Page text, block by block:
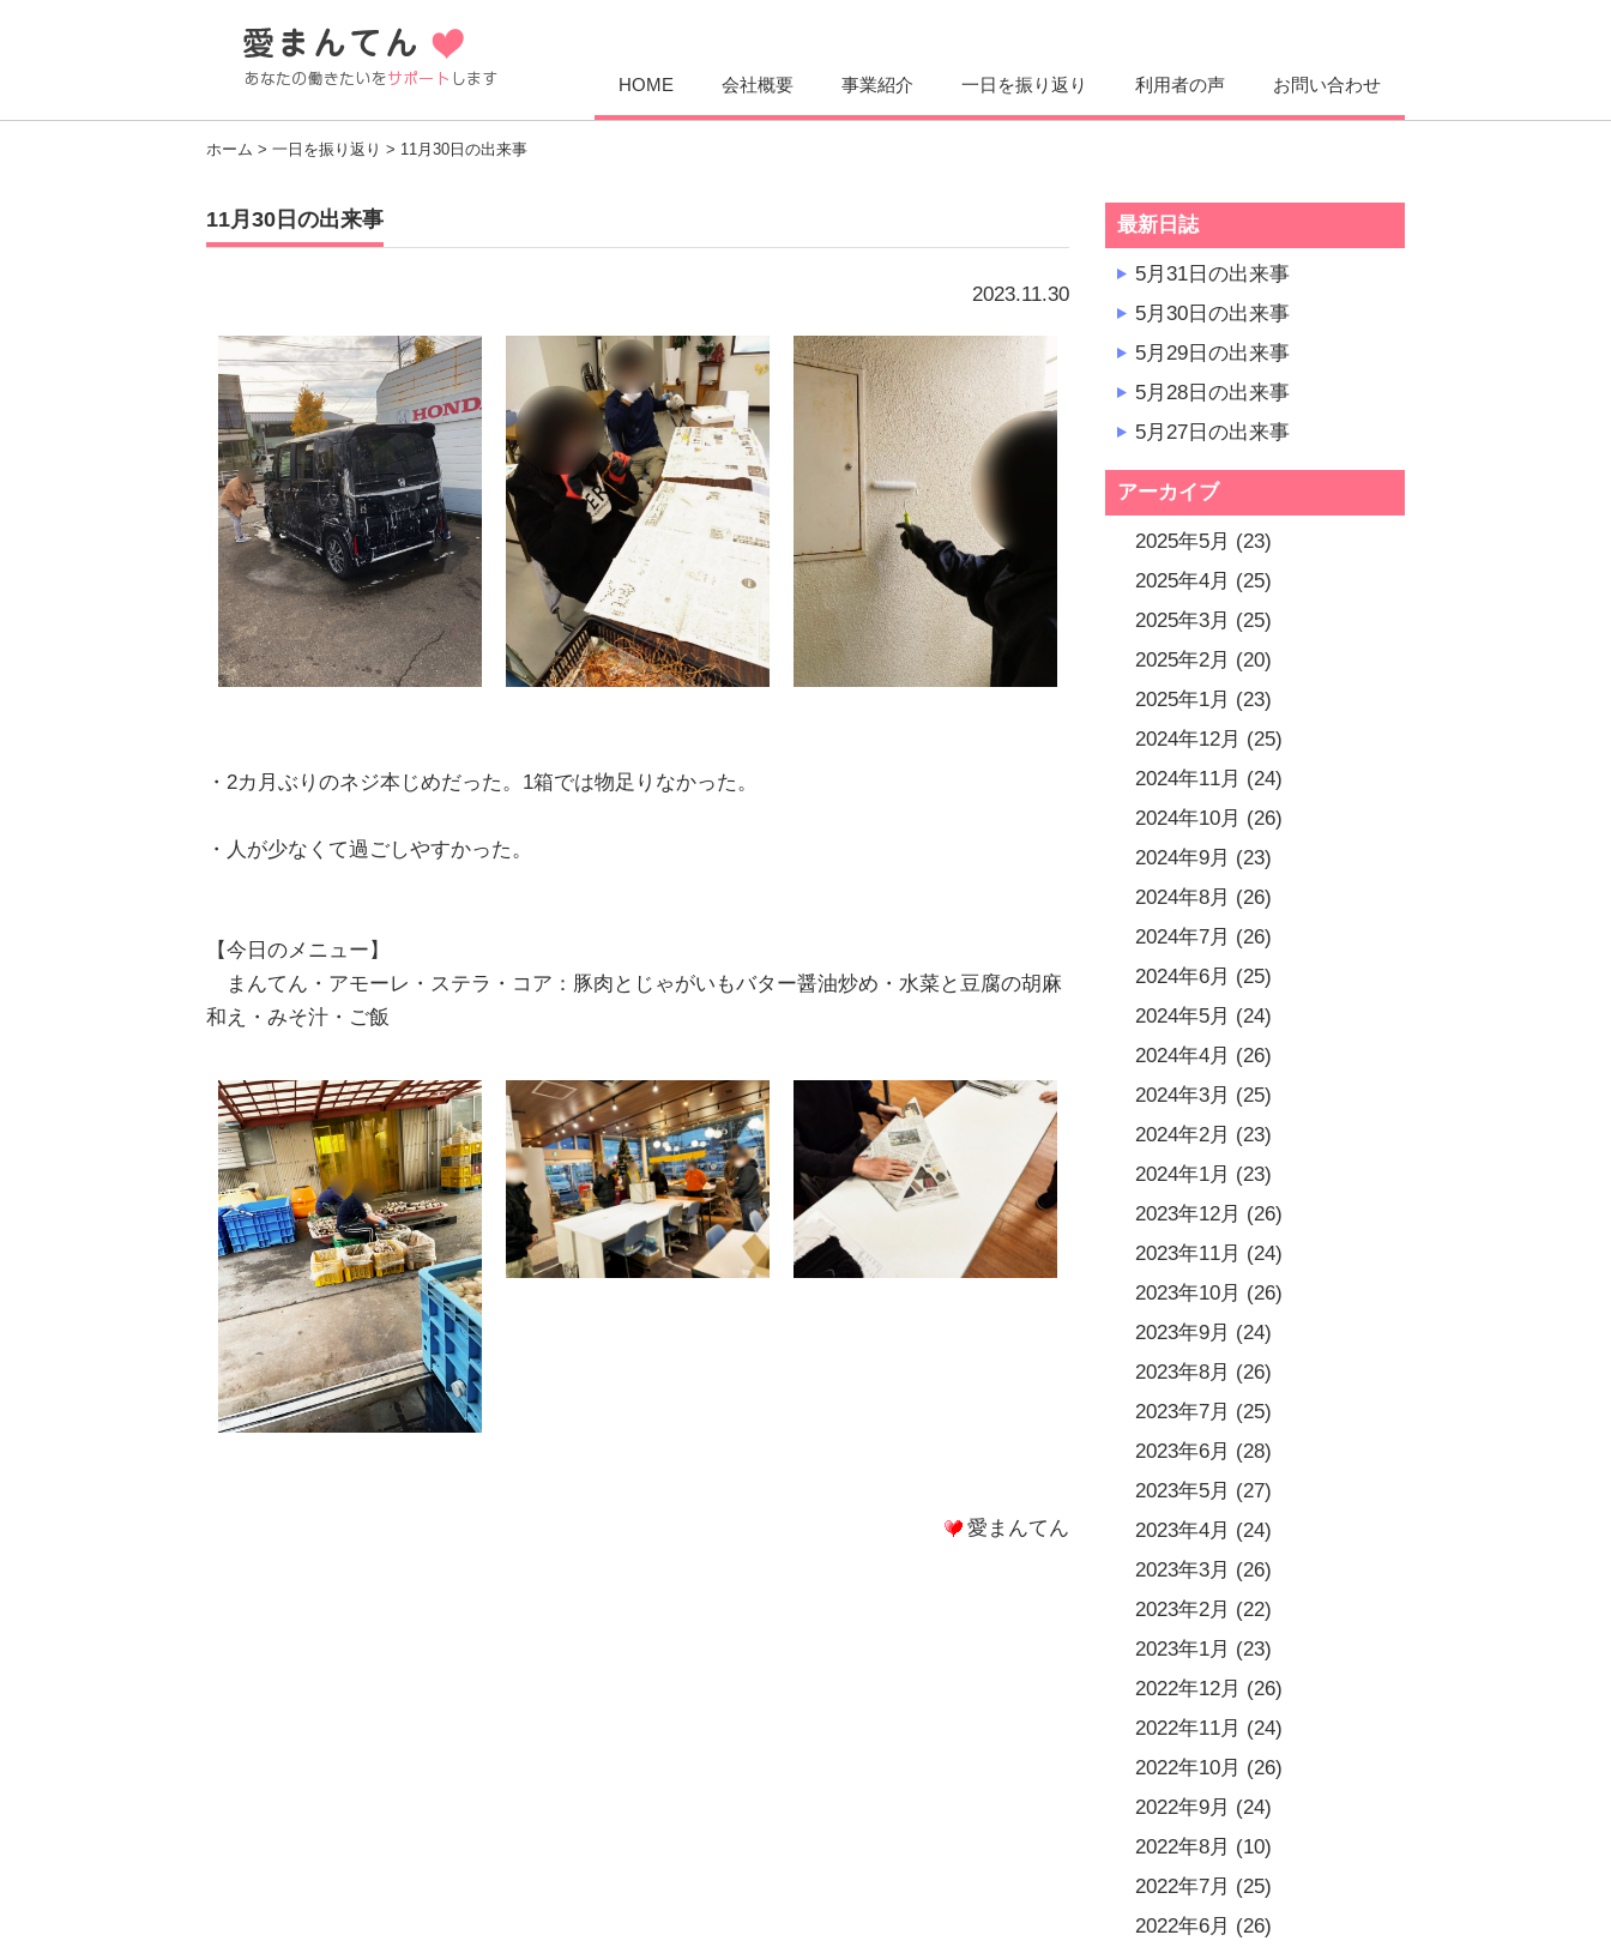
HOME 会社概要 事業紹介 一日を振り返り 利用者の声 お問い合わせ
ホーム > 一日を振り返り > 11月30日の出来事
11月30日の出来事
2023.11.30
・2カ月ぶりのネジ本じめだった。1箱では物足りなかった。
・人が少なくて過ごしやすかった。
【今日のメニュー】
まんてん・アモーレ・ステラ・コア：豚肉とじゃがいもバター醤油炒め・水菜と豆腐の胡麻
和え・みそ汁・ご飯
愛まんてん
最新日誌
5月31日の出来事
5月30日の出来事
5月29日の出来事
5月28日の出来事
5月27日の出来事
アーカイブ
2025年5月 (23)
2025年4月 (25)
2025年3月 (25)
2025年2月 (20)
2025年1月 (23)
2024年12月 (25)
2024年11月 (24)
2024年10月 (26)
2024年9月 (23)
2024年8月 (26)
2024年7月 (26)
2024年6月 (25)
2024年5月 (24)
2024年4月 (26)
2024年3月 (25)
2024年2月 (23)
2024年1月 (23)
2023年12月 (26)
2023年11月 (24)
2023年10月 (26)
2023年9月 (24)
2023年8月 (26)
2023年7月 (25)
2023年6月 (28)
2023年5月 (27)
2023年4月 (24)
2023年3月 (26)
2023年2月 (22)
2023年1月 (23)
2022年12月 (26)
2022年11月 (24)
2022年10月 (26)
2022年9月 (24)
2022年8月 (10)
2022年7月 (25)
2022年6月 (26)